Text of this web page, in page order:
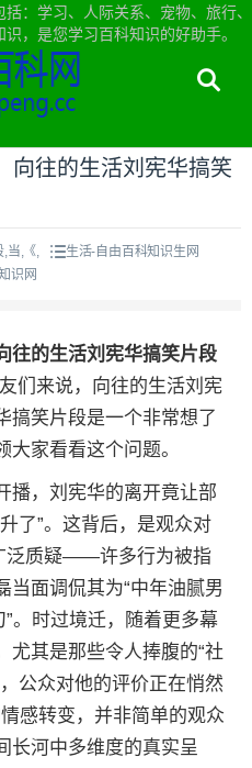
：学习、人际关系、宠物、旅行、
，是您学习百科知识的好助手。
生活
向往的生活刘宪华搞笑
,当,《,
生活-自由百科知识生网
识网
往的生活刘宪华搞笑片段
们来说，向往的生活刘宪
搞笑片段是一个非常想了
家看看这个问题。
播，刘宪华的离开竟让部
了”。这背后，是观众对
泛质疑——许多行为被指
当面调侃其为“中年油腻男
。时过境迁，随着更多幕
尤其是那些令人捧腹的“社
公众对他的评价正在悄然
情感转变，并非简单的观众
长河中多维度的真实呈